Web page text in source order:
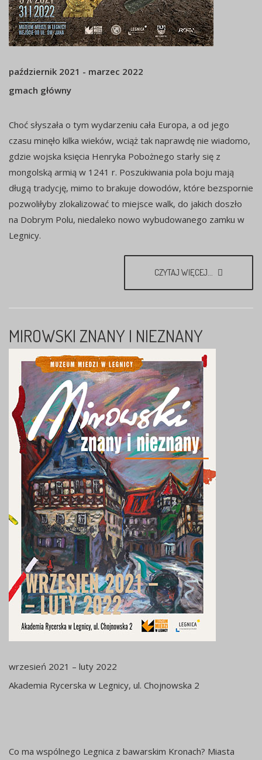
październik 2021 - marzec 2022
gmach główny
Choć słyszała o tym wydarzeniu cała Europa, a od jego
czasu minęło kilka wieków, wciąż tak naprawdę nie wiadomo,
gdzie wojska księcia Henryka Pobożnego starły się z
mongolską armią w 1241 r. Poszukiwania pola boju mają
długą tradycję, mimo to brakuje dowodów, które bezspornie
pozwoliłyby zlokalizować to miejsce walk, do jakich doszło
na Dobrym Polu, niedaleko nowo wybudowanego zamku w
Legnicy.
CZYTAJ WIĘCEJ...
MIROWSKI ZNANY I NIEZNANY
wrzesień 2021 – luty 2022
Akademia Rycerska w Legnicy, ul. Chojnowska 2
Co ma wspólnego Legnica z bawarskim Kronach? Miasta